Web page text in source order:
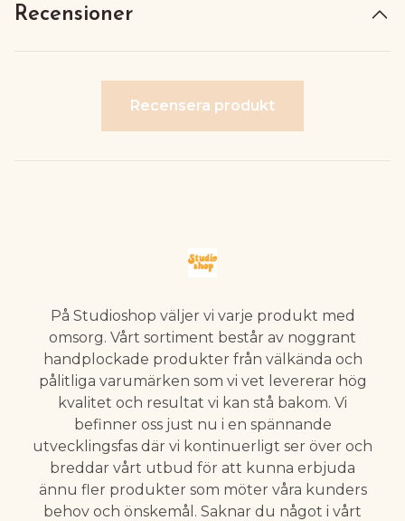
Recensioner
Recensera produkt
På Studioshop väljer vi varje produkt med
omsorg. Vårt sortiment består av noggrant
handplockade produkter från välkända och
pålitliga varumärken som vi vet levererar hög
kvalitet och resultat vi kan stå bakom. Vi
befinner oss just nu i en spännande
utvecklingsfas där vi kontinuerligt ser över och
breddar vårt utbud för att kunna erbjuda
ännu fler produkter som möter våra kunders
behov och önskemål. Saknar du något i vårt